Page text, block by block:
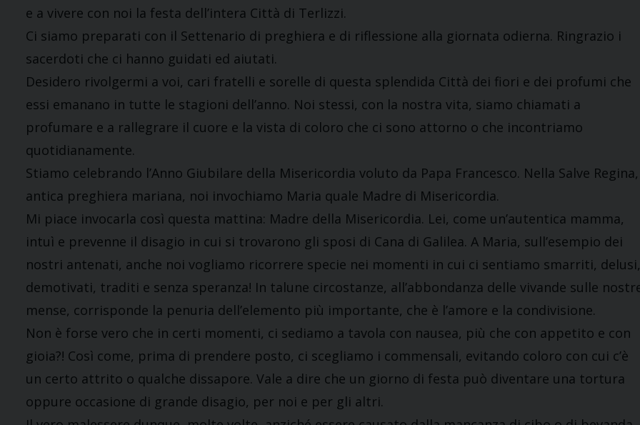
e a vivere con noi la festa dell’intera Città di Terlizzi.
Ci siamo preparati con il Settenario di preghiera e di riflessione alla giornata odierna. Ringrazio i
sacerdoti che ci hanno guidati ed aiutati.
Desidero rivolgermi a voi, cari fratelli e sorelle di questa splendida Città dei fiori e dei profumi che
essi emanano in tutte le stagioni dell’anno. Noi stessi, con la nostra vita, siamo chiamati a
profumare e a rallegrare il cuore e la vista di coloro che ci sono attorno o che incontriamo
quotidianamente.
Stiamo celebrando l’Anno Giubilare della Misericordia voluto da Papa Francesco. Nella Salve Regina,
antica preghiera mariana, noi invochiamo Maria quale Madre di Misericordia.
Mi piace invocarla così questa mattina: Madre della Misericordia. Lei, come un’autentica mamma,
intuì e prevenne il disagio in cui si trovarono gli sposi di Cana di Galilea. A Maria, sull’esempio dei
nostri antenati, anche noi vogliamo ricorrere specie nei momenti in cui ci sentiamo smarriti, delusi,
demotivati, traditi e senza speranza! In talune circostanze, all’abbondanza delle vivande sulle
mense, corrisponde la penuria dell’elemento più importante, che è l’amore e la condivisione.
Non è forse vero che in certi momenti, ci sediamo a tavola con nausea, più che con appetito e con
gioia?! Così come, prima di prendere posto, ci scegliamo i commensali, evitando coloro con cui c’è
un certo attrito o qualche dissapore. Vale a dire che un giorno di festa può diventare una tortura
oppure occasione di grande disagio, per noi e per gli altri.